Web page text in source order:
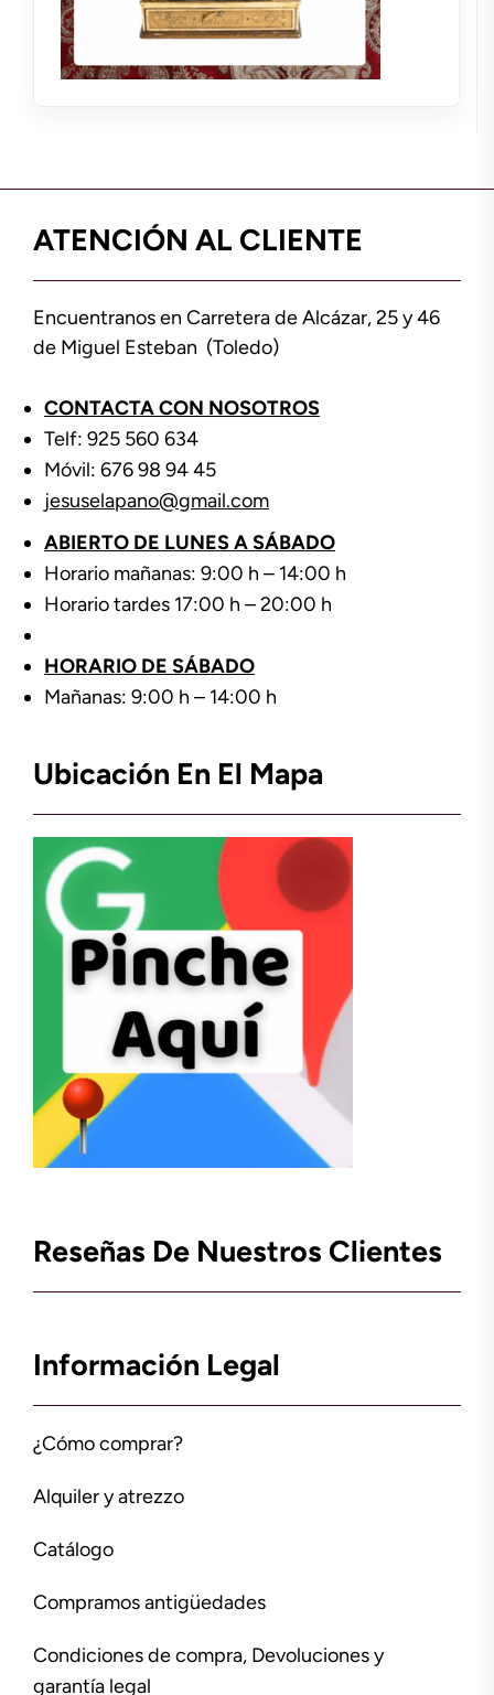
ATENCIÓN AL CLIENTE
Encuentranos en Carretera de Alcázar, 25 y 46
de Miguel Esteban (Toledo)
CONTACTA CON NOSOTROS
Telf: 925 560 634
Móvil: 676 98 94 45
jesuselapano@gmail.com
ABIERTO DE LUNES A SÁBADO
Horario mañanas: 9:00 h – 14:00 h
Horario tardes 17:00 h – 20:00 h
HORARIO DE SÁBADO
Mañanas: 9:00 h – 14:00 h
Ubicación En El Mapa
Reseñas De Nuestros Clientes
Información Legal
¿Cómo comprar?
Alquiler y atrezzo
Catálogo
Compramos antigüedades
Condiciones de compra, Devoluciones y
garantía legal